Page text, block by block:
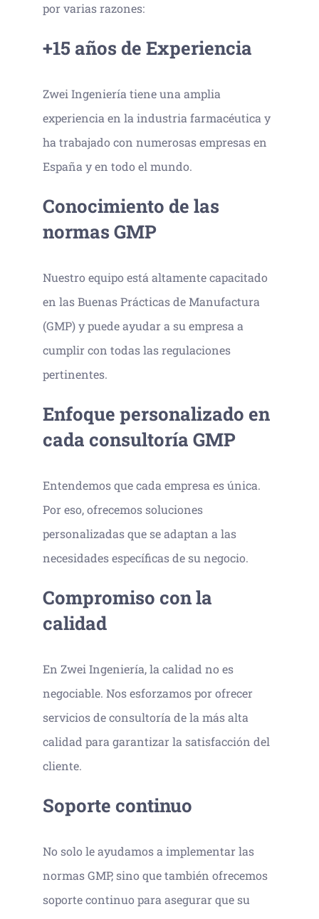
por varias razones:
+15 años de Experiencia
Zwei Ingeniería tiene una amplia
experiencia en la industria farmacéutica y
ha trabajado con numerosas empresas en
España y en todo el mundo.
Conocimiento de las
normas GMP
Nuestro equipo está altamente capacitado
en las Buenas Prácticas de Manufactura
(GMP) y puede ayudar a su empresa a
cumplir con todas las regulaciones
pertinentes.
Enfoque personalizado en
cada consultoría GMP
Entendemos que cada empresa es única.
Por eso, ofrecemos soluciones
personalizadas que se adaptan a las
necesidades específicas de su negocio.
Compromiso con la
calidad
En Zwei Ingeniería, la calidad no es
negociable. Nos esforzamos por ofrecer
servicios de consultoría de la más alta
calidad para garantizar la satisfacción del
cliente.
Soporte continuo
No solo le ayudamos a implementar las
normas GMP, sino que también ofrecemos
soporte continuo para asegurar que su